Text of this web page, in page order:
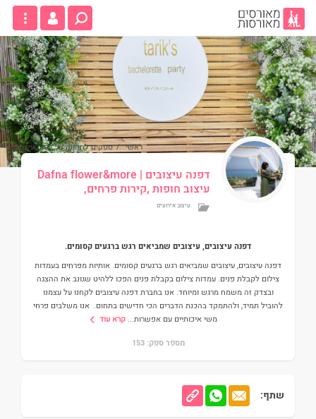
ראשי / ספקים לחתונה / דפנה עיצובים
דפנה עיצובים | Dafna flower&more
עיצוב חופות ,קירות פרחים,
עיצוב אירועים
דפנה עיצובים, עיצובים שמביאים רגש ברגעים קסומים.
דפנה עיצובים, עיצובים שמביאים רגש ברגעים קסומים. אותיות מפרחים בעמדות
צילום לקבלת פנים. עמדות צילום בקבלת פנים הפכו ללהיט שגונב את ההצגה
ובצדק זה משמח מרגש ומיוחד. אנו בחברת דפנה עיצובים לקחנו על עצמנו
להוביל תמיד, ולהתמקד בהכנת הדברים הכי חדישים בתחום. אנו משלבים פרחי
משי איכותיים עם אפשרות... קרא עוד
מספר ספק: 153
שתף: